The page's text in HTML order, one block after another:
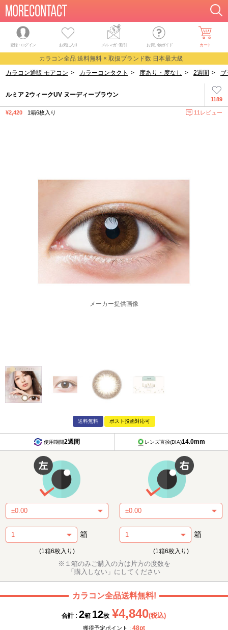
登録・ログイン お気に入り メルマガ・割引 お買い物ガイド カート
カラコン全品 送料無料 × 取扱ブランド数 日本最大級
カラコン通販 モアコン > カラーコンタクト > 度あり・度なし > 2週間 > ブ
1189
ルミア 2ウィークUV ヌーディーブラウン
¥2,420 1箱6枚入り 11レビュー
メーカー提供画像
送料無料 ポスト投函対応可
使用期間2週間 レンズ直径(DIA)14.0mm
箱
(1箱6枚入り)
箱
(1箱6枚入り)
※１箱のみご購入の方は片方の度数を
「購入しない」にしてください
カラコン全品送料無料!
合計 : 2箱 12枚 ¥4,840(税込)
獲得予定ポイント : 48pt